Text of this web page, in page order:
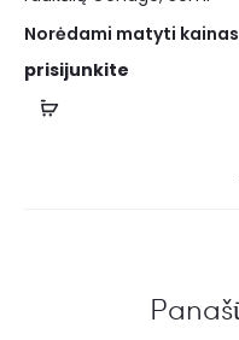
Norėdami matyti kainas
prisijunkite